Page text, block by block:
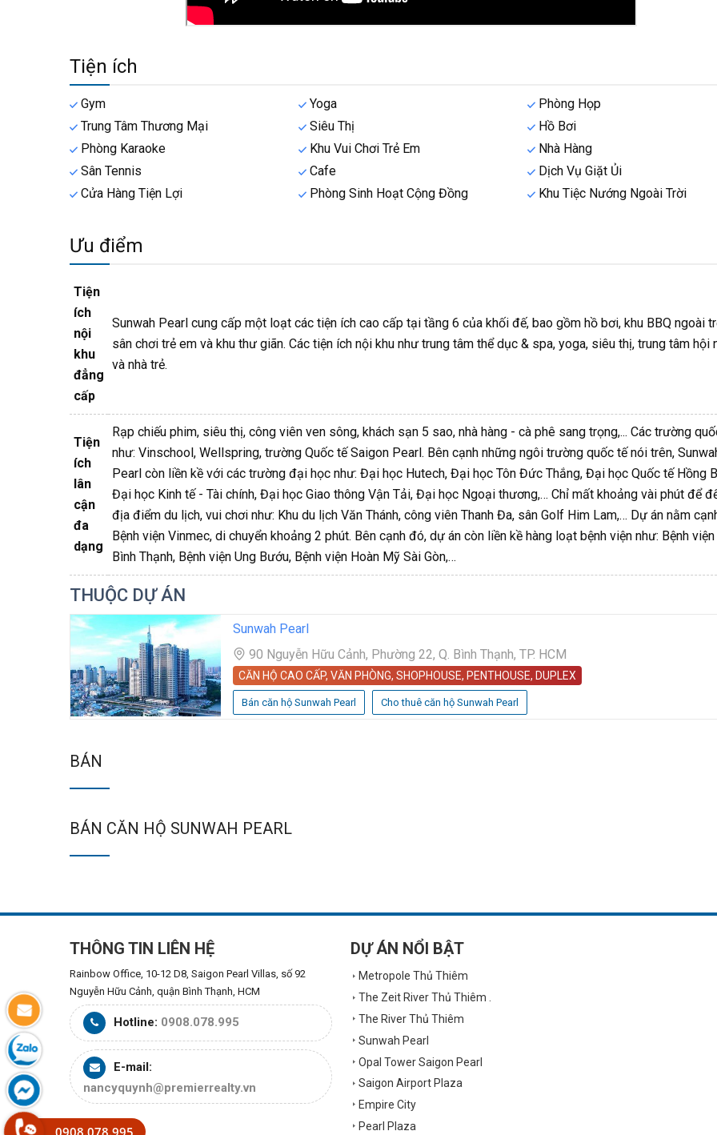
Tiện ích
Gym Yoga
Phòng Họp
Trung Tâm Thương Mại
Siêu Thị
Hồ Bơi
Phòng Karaoke
Khu Vui Chơi Trẻ Em
Nhà Hàng
Sân Tennis
Cafe
Dịch Vụ Giặt Ủi
Cửa Hàng Tiện Lợi
Phòng Sinh Hoạt Cộng Đồng Khu Tiệc Nướng Ngoài Trời
Ưu điểm
Tiện
ích
nội
khu
đẳng
cấp
Sunwah Pearl cung cấp một loạt các tiện ích cao cấp tại tầng 6 của khối đế, bao gồm hồ bơi, khu BBQ ngoài
sân chơi trẻ em và khu thư giãn. Các tiện ích nội khu như trung tâm thể dục & spa, yoga, siêu thị, trung tâm hội
và nhà trẻ.
Tiện
ích
lân
cận
đa
dạng
Rạp chiếu phim, siêu thị, công viên ven sông, khách sạn 5 sao, nhà hàng - cà phê sang trọng,... Các trường
như: Vinschool, Wellspring, trường Quốc tế Saigon Pearl. Bên cạnh những ngôi trường quốc tế nói trên,
Pearl còn liền kề với các trường đại học như: Đại học Hutech, Đại học Tôn Đức Thắng, Đại học Quốc tế Hồng
Đại học Kinh tế - Tài chính, Đại học Giao thông Vận Tải, Đại học Ngoại thương,… Chỉ mất khoảng vài phút để
địa điểm du lịch, vui chơi như: Khu du lịch Văn Thánh, công viên Thanh Đa, sân Golf Him Lam,… Dự án nằm
Bệnh viện Vinmec, di chuyển khoảng 2 phút. Bên cạnh đó, dự án còn liền kề hàng loạt bệnh viện như: Bệnh viện
Bình Thạnh, Bệnh viện Ung Bướu, Bệnh viện Hoàn Mỹ Sài Gòn,…
THUỘC DỰ ÁN
Sunwah Pearl
90 Nguyễn Hữu Cảnh, Phường 22, Q. Bình Thạnh, TP. HCM
CĂN HỘ CAO CẤP, VĂN PHÒNG, SHOPHOUSE, PENTHOUSE, DUPLEX
Bán căn hộ Sunwah Pearl Cho thuê căn hộ Sunwah Pearl
BÁN
BÁN CĂN HỘ SUNWAH PEARL
THÔNG TIN LIÊN HỆ
Rainbow Office, 10-12 D8, Saigon Pearl Villas, số 92
Nguyễn Hữu Cảnh, quận Bình Thạnh, HCM
Hotline: 0908.078.995
E-mail:
nancyquynh@premierrealty.vn
DỰ ÁN NỔI BẬT
Metropole Thủ Thiêm
The Zeit River Thủ Thiêm .
The River Thủ Thiêm
Sunwah Pearl
Opal Tower Saigon Pearl
Saigon Airport Plaza
Empire City
Pearl Plaza
0908.078.995